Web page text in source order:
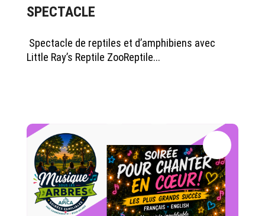
SPECTACLE
Spectacle de reptiles et d’amphibiens avec
Little Ray’s Reptile ZooReptile...